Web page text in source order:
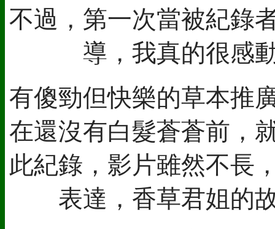
不過，第一次當被紀錄
導，我真的很感
有傻勁但快樂的草本推
在還沒有白髮蒼蒼前，
此紀錄，影片雖然不長
表達，香草君姐的